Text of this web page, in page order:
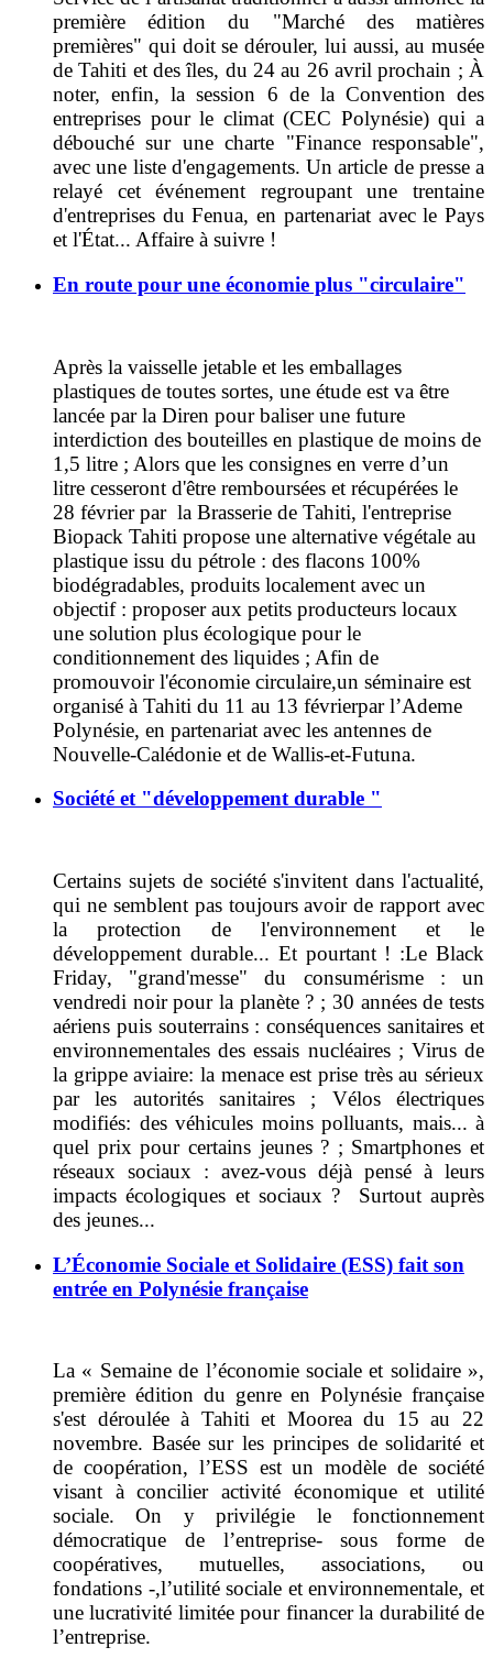
première édition du "Marché des matières
premières" qui doit se dérouler, lui aussi, au musée
de Tahiti et des îles, du 24 au 26 avril prochain ; À
noter, enfin, la session 6 de la Convention des
entreprises pour le climat (CEC Polynésie) qui a
débouché sur une charte "Finance responsable",
avec une liste d'engagements. Un article de presse a
relayé cet événement regroupant une trentaine
d'entreprises du Fenua, en partenariat avec le Pays
et l'État... Affaire à suivre !
En route pour une économie plus "circulaire"
Après la vaisselle jetable et les emballages
plastiques de toutes sortes, une étude est va être
lancée par la Diren pour baliser une future
interdiction des bouteilles en plastique de moins de
1,5 litre ; Alors que les consignes en verre d’un
litre cesseront d'être remboursées et récupérées le
28 février par la Brasserie de Tahiti, l'entreprise
Biopack Tahiti propose une alternative végétale au
plastique issu du pétrole : des flacons 100%
biodégradables, produits localement avec un
objectif : proposer aux petits producteurs locaux
une solution plus écologique pour le
conditionnement des liquides ; Afin de
promouvoir l'économie circulaire,un séminaire est
organisé à Tahiti du 11 au 13 févrierpar l’Ademe
Polynésie, en partenariat avec les antennes de
Nouvelle-Calédonie et de Wallis-et-Futuna.
Société et "développement durable "
Certains sujets de société s'invitent dans l'actualité,
qui ne semblent pas toujours avoir de rapport avec
la protection de l'environnement et le
développement durable... Et pourtant ! :Le Black
Friday, "grand'messe" du consumérisme : un
vendredi noir pour la planète ? ; 30 années de tests
aériens puis souterrains :conséquences sanitaires et
environnementales des essais nucléaires; Virus de
la grippe aviaire: la menace est prise très au sérieux
par les autorités sanitaires ; Vélos électriques
modifiés: des véhicules moins polluants, mais... à
quel prix pour certains jeunes ? ; Smartphones et
réseaux sociaux : avez-vous déjà pensé à leurs
impacts écologiques et sociaux ? Surtout auprès
des jeunes...
L’Économie Sociale et Solidaire (ESS) fait son
entrée en Polynésie française
La « Semaine de l’économie sociale et solidaire »,
première édition du genre en Polynésie française
s'est déroulée à Tahiti et Moorea du 15 au 22
novembre. Basée sur les principes de solidarité et
de coopération, l’ESS est un modèle de société
visant à concilier activité économique et utilité
sociale. On y privilégie le fonctionnement
démocratique de l’entreprise- sous forme de
coopératives, mutuelles, associations, ou
fondations -,l’utilité sociale et environnementale, et
une lucrativité limitée pour financer la durabilité de
l’entreprise.